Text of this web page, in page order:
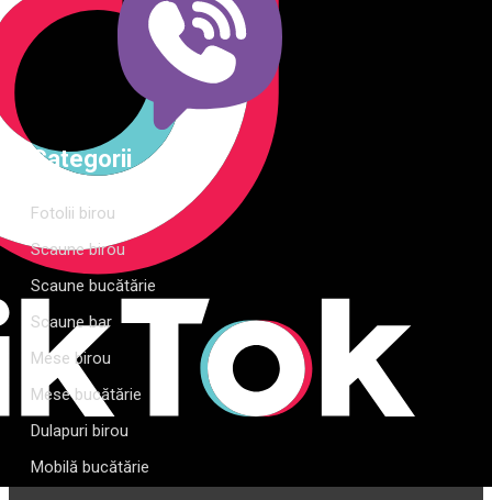
Categorii
Fotolii birou
Scaune birou
Scaune bucătărie
Scaune bar
Mese birou
Mese bucătărie
Dulapuri birou
Mobilă bucătărie